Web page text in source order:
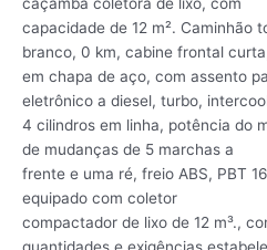
capacidade de 12 m².
branco, 0 km, cabine frontal
em chapa de aço, com assento
eletrônico a diesel, turbo,
4 cilindros em linha, potência do
de mudanças de 5 marchas a
frente e uma ré, freio ABS, PBT
equipado com coletor
compactador de lixo de 12 m³.,